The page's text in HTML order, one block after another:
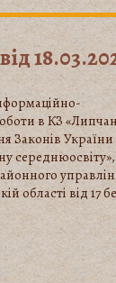
в КЗ
Законів України
області від 17